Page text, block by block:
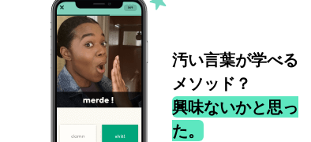
汚い言葉が学べる
メソッド？
興味ないかと思っ
た。